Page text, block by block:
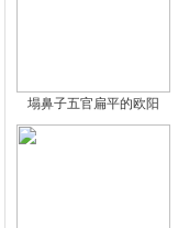
塌鼻子五官扁平的欧阳